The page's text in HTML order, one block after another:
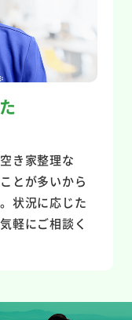
き家整理な
とが多いから
状況に応じた
軽にご相談く